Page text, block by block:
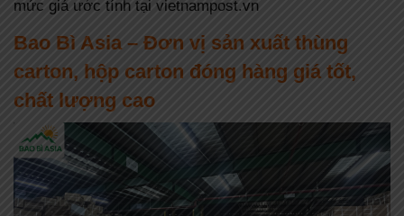
mức giá ước tính tại vietnampost.vn
Bao Bì Asia – Đơn vị sản xuất thùng
carton, hộp carton đóng hàng giá tốt,
chất lượng cao